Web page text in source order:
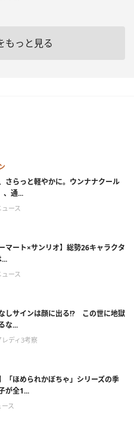
もっと見る
さらっと軽やかに。ウンナナクール
、通...
ース
マート×サンリオ】総勢26キャラクタ
ース
しサインは顔に出る!? この世に地獄
な...
ディ3考察
「ほめられかぼちゃ」シリーズの季
が全1...
ス